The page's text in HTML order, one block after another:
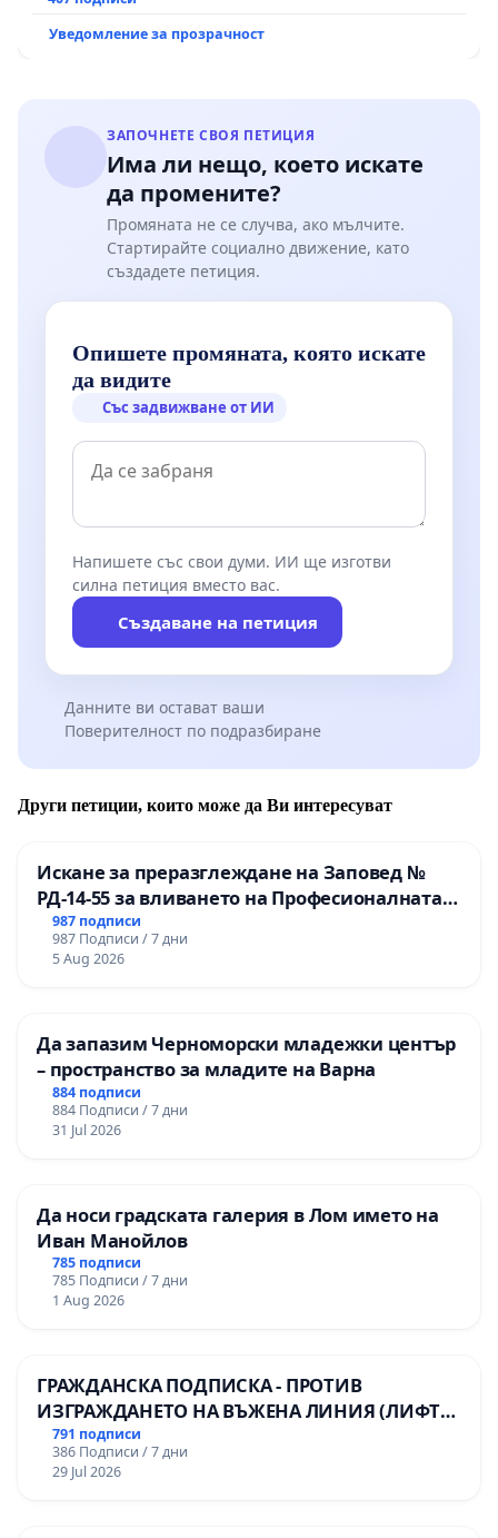
Мирово - к.к. Момин проход
Уведомление за прозрачност
ЗАПОЧНЕТЕ СВОЯ ПЕТИЦИЯ
Има ли нещо, което искате
да промените?
Промяната не се случва, ако мълчите.
Стартирайте социално движение, като
създадете петиция.
Опишете промяната, която искате
да видите
Със задвижване от ИИ
Напишете със свои думи. ИИ ще изготви
силна петиция вместо вас.
Създаване на петиция
Данните ви остават ваши
Поверителност по подразбиране
Други петиции, които може да Ви интересуват
Искане за преразглеждане на Заповед №
РД-14-55 за вливането на Професионалната
гимназия по промишлени технологии в
Професионалната гимназия по икономика и
мениджмънт – гр. Пазарджик
987 подписи
987 Подписи / 7 дни
5 Aug 2026
Да запазим Черноморски младежки център
– пространство за младите на Варна
884 подписи
884 Подписи / 7 дни
31 Jul 2026
Да носи градската галерия в Лом името на
Иван Манойлов
785 подписи
785 Подписи / 7 дни
1 Aug 2026
ГРАЖДАНСКА ПОДПИСКА - ПРОТИВ
ИЗГРАЖДАНЕТО НА ВЪЖЕНА ЛИНИЯ (ЛИФТ)
НА ТЕРИТОРИЯТА НА ПРИРОДНА
ЗАБЕЛЕЖИТЕЛНОСТ „ХЪЛМ НА
ОСВОБОДИТЕЛИТЕ“ (БУНАРДЖИК)
791 подписи
386 Подписи / 7 дни
29 Jul 2026